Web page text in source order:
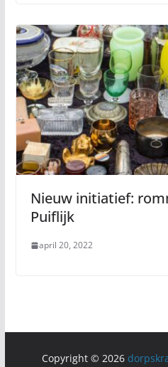
Nieuw initiatief:
Puiflijk
april 20, 2022
Copyright © 2026